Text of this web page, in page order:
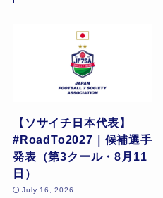
【ソサイチ日本代表】
#RoadTo2027｜候補選手
発表（第3クール・8月11
日）
July 16, 2026